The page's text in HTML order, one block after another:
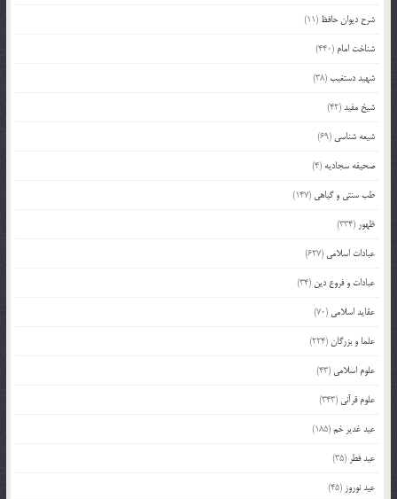
شرح دیوان حافظ (11)
شناخت امام (440)
شهید دستغیب(38)
شیخ مفید(42)
شیعه شناسی (69)
صحیفه سجادیه (4)
طب سنتی و گیاهی (147)
ظهور (334)
عبادات اسلامی (627)
عبادات و فروع دین (34)
عقاید اسلامی (70)
علما و بزرگان(224)
علوم اسلامی (43)
علوم قرآنی (343)
عید غدیر خم(185)
عید فطر (35)
عید نوروز (45)